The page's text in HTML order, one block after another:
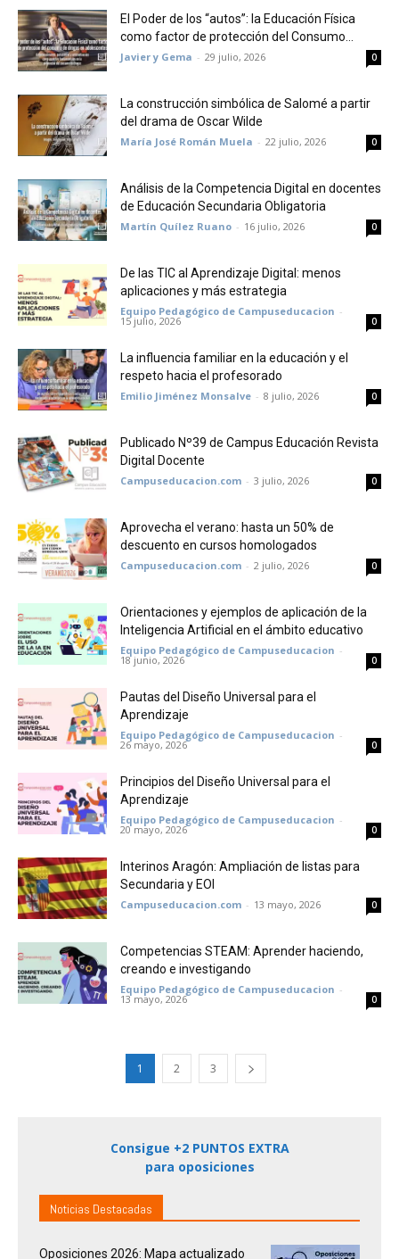
El Poder de los “autos”: la Educación Física
como factor de protección del Consumo...
Javier y Gema - 29 julio, 2026 0
La construcción simbólica de Salomé a partir
del drama de Oscar Wilde
María José Román Muela - 22 julio, 2026 0
Análisis de la Competencia Digital en docentes
de Educación Secundaria Obligatoria
Martín Quílez Ruano - 16 julio, 2026 0
De las TIC al Aprendizaje Digital: menos
aplicaciones y más estrategia
Equipo Pedagógico de Campuseducacion -
15 julio, 2026 0
La influencia familiar en la educación y el
respeto hacia el profesorado
Emilio Jiménez Monsalve - 8 julio, 2026 0
Publicado Nº39 de Campus Educación Revista
Digital Docente
Campuseducacion.com - 3 julio, 2026 0
Aprovecha el verano: hasta un 50% de
descuento en cursos homologados
Campuseducacion.com - 2 julio, 2026 0
Orientaciones y ejemplos de aplicación de la
Inteligencia Artificial en el ámbito educativo
Equipo Pedagógico de Campuseducacion -
18 junio, 2026 0
Pautas del Diseño Universal para el
Aprendizaje
Equipo Pedagógico de Campuseducacion -
26 mayo, 2026 0
Principios del Diseño Universal para el
Aprendizaje
Equipo Pedagógico de Campuseducacion -
20 mayo, 2026 0
Interinos Aragón: Ampliación de listas para
Secundaria y EOI
Campuseducacion.com - 13 mayo, 2026 0
Competencias STEAM: Aprender haciendo,
creando e investigando
Equipo Pedagógico de Campuseducacion -
13 mayo, 2026 0
1 2 3
Consigue +2 PUNTOS EXTRA
para oposiciones
Noticias Destacadas
Oposiciones 2026: Mapa actualizado